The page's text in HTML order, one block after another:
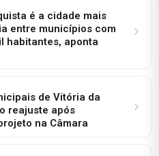
é a cidade mais
entre municípios com
habitantes, aponta
de Vitória da
reajuste após
na Câmara